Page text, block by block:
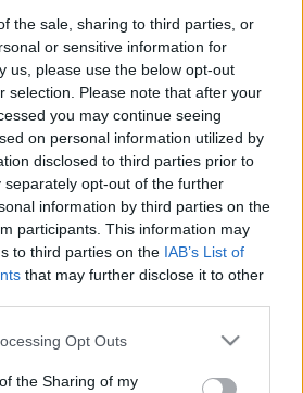
the sale, sharing to third parties, or
or sensitive information for
us, please use the below opt-out
selection. Please note that after your
you may continue seeing
on personal information utilized by
disclosed to third parties prior to
separately opt-out of the further
information by third parties on the
participants. This information may
to third parties on the IAB’s List of
that may further disclose it to other
app uses one or more Google
or usage behaviour. You may click to
Opt Outs
the Sharing of my
András
Szabolcs
Cecília
Darvalics Edina